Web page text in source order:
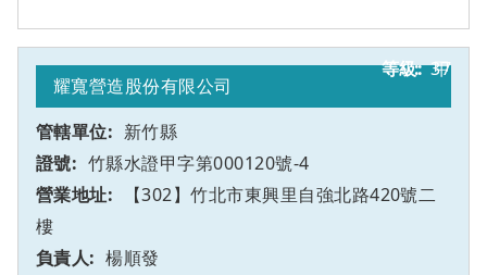
37
耀寬營造股份有限公司
新竹縣
竹縣水證甲字第000120號-4
【302】竹北市東興里自強北路420號二
樓
甲
楊順發